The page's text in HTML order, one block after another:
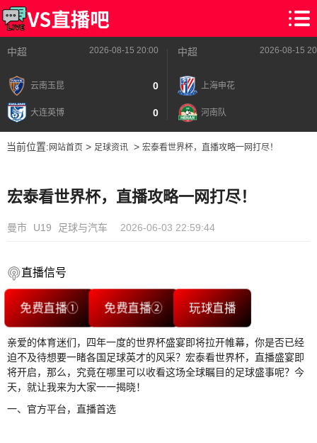
中超 2026-08-15 20:00
云南玉昆 0
大连英博 0
中超 2026-08-15
上海申花
河南队
当前位置: 网站首页> 足球资讯> 宏泰看世界杯，直播攻略一网打尽！
宏泰看世界杯，直播攻略一网打尽！
曼市 U19 足球与汽车 2026-06-03 22:59:44
直播信号
免费直播① 免费直播② 玩球直播
亲爱的体育迷们，四年一度的世界杯盛宴即将拉开帷幕，你是否已经
迫不及待想要一睹各国足球英才的风采？宏泰看世界杯，直播盛宴即
将开启，那么，究竟在哪里可以收看这场全球瞩目的足球盛事呢？今
天，就让我来为大家一一揭晓！
一、官方平台，直播首选